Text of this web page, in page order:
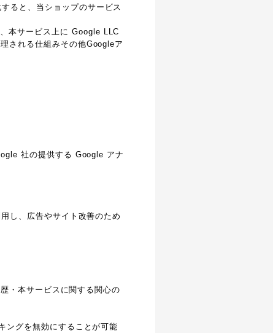
ると、当ショップのサービス
本サービス上に Google LLC
される仕組みその他Googleア
社の提供する Google アナ
し、広告やサイト改善のため
・本サービスに関する関心の
ングを無効にすることが可能